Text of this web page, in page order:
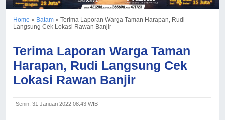
Home » Batam »Terima Laporan Warga Taman Harapan, Rudi
Langsung Cek Lokasi Rawan Banjir
Terima Laporan Warga Taman
Harapan, Rudi Langsung Cek
Lokasi Rawan Banjir
Senin, 31 Januari 2022 08.43 WIB